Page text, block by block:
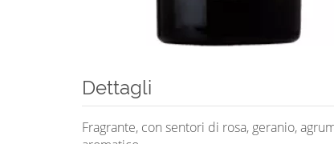
Dettagli
Fragrante, con sentori di rosa, geranio,